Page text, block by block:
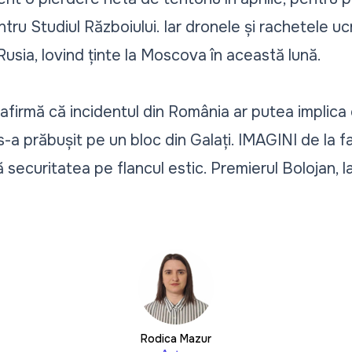
Studiul Războiului. Iar dronele și rachetele
lovind ținte la Moscova în această lună.
că incidentul din România ar putea
a prăbușit pe un bloc din Galați. IMAGINI de la
securitatea pe flancul estic. Premierul Bolojan,
Rodica Mazur